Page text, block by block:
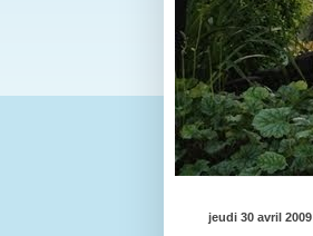
jeudi 30 avril 2009